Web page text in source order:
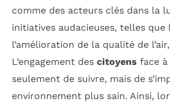
comme des acteurs clés dans la
initiatives audacieuses, telles
l’amélioration de la qualité de
L’engagement des citoyens face
seulement de suivre, mais de
environnement plus sain. Ainsi,